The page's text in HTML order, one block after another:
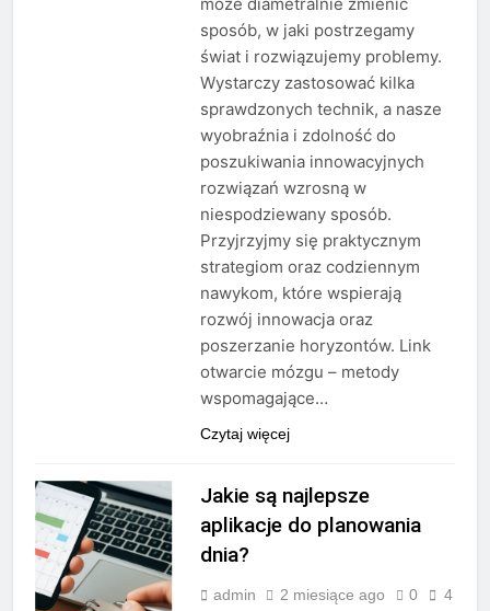
sposób, w jaki postrzegamy
świat i rozwiązujemy problemy.
Wystarczy zastosować kilka
sprawdzonych technik, a nasze
wyobraźnia i zdolność do
poszukiwania innowacyjnych
rozwiązań wzrosną w
niespodziewany sposób.
Przyjrzyjmy się praktycznym
strategiom oraz codziennym
nawykom, które wspierają
rozwój innowacja oraz
poszerzanie horyzontów. Link
otwarcie mózgu – metody
wspomagające…
Czytaj więcej
Jakie są najlepsze
aplikacje do planowania
dnia?
admin 2 miesiące ago 0
4